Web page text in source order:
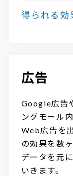
得られる効
広告
Google広告
ングモール
Web広告を
の効果を数
データを元
いきます。